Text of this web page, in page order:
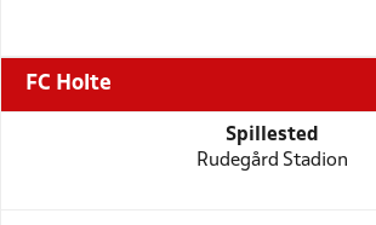
FC Holte
Spillested
Rudegård Stadion